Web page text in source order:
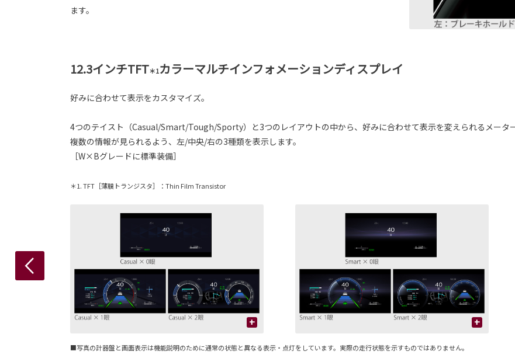
ます。
12.3インチTFT＊1カラーマルチインフォメーションディスプレイ
好みに合わせて表示をカスタマイズ。
4つのテイスト（Casual/Smart/Tough/Sporty）と3つのレイアウトの中から、好みに合わせて表示を変えられるメータ
複数の情報が見られるよう、左/中央/右の3種類を表示します。
［W×Bグレードに標準装備］
＊1. TFT［薄膜トランジスタ］：Thin Film Transistor
+ +
■写真の計器盤と画面表示は機能説明のために通常の状態と異なる表示・点灯をしています。実際の走行状態を示すものではありません。